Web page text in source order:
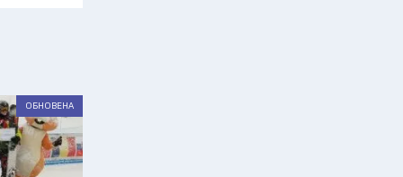
ОБНОВЕНА